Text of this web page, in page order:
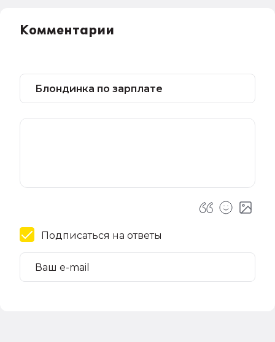
Комментарии
Подписаться на ответы